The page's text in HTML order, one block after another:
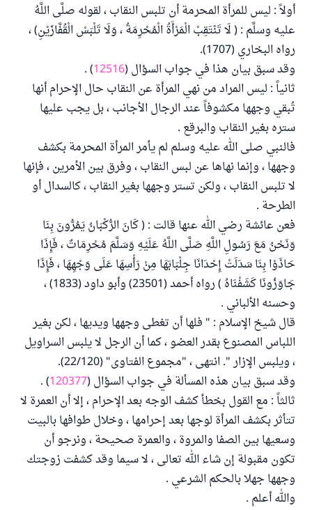
أولاً : ليس للمرأة المحرمة أن تلبس النقاب ، لقوله صلَّى اللَّهُ
عليه وسلَّم : ( لَا تَنْتَقِبْ الْمَرْأَةُ الْمُحْرِمَةُ ، وَلَا تَلْبَسْ الْقُفَّازَيْنِ) ،
رواه البخاري (1707).
وقد سبق بيان هذا في جواب السؤال (12516
) .
ثانياً : ليس المراد من نهي المرأة عن النقاب حال الإحرام أنها
تُبقي وجهها مكشوفاً عند الرجال الأجانب ، بل يجب عليها
ستره بغير النقاب والبرقع .
فالنبي صلى الله عليه وسلم لم يأمر المرأة المحرمة بكشف
وجهها ، وإنما نهاها عن لبس النقاب ، وفرق بين الأمرين ، فإنها
لا تلبس النقاب ، ولكن تستر وجهها بغير النقاب ، كالسدال أو
الطرحة .
فعن عائشة رضي الله عنها قالت : ( كَانَ الرُّكْبَانُ يَمُرُّونَ بِنَا
وَنَحْنُ مَعَ رَسُولِ اللَّهِ صَلَّى اللَّهُ عَلَيْهِ وَسَلَّمَ مُحْرِمَاتٌ ، فَإِذَا
حَاذَوْا بِنَا سَدَلَتْ إِحْدَانَا جِلْبَابَهَا مِنْ رَأْسِهَا عَلَى وَجْهِهَا ، فَإِذَا
جَاوَزُونَا كَشَفْنَاهُ ) رواه أحمد (23501) وأبو داود (1833) ،
وحسنه الألباني .
قال شيخ الإسلام : " فلها أن تغطى وجهها ويديها ، لكن بغير
اللباس المصنوع بقدر العضو ، كما أن الرجل لا يلبس السراويل
، ويلبس الإزار ". انتهى ، "مجموع الفتاوى" (22/120).
وقد سبق بيان هذه المسألة في جواب السؤال (120377
) .
ثالثاً : مع القول بخطأ كشف الوجه بعد الإحرام ، إلا أن العمرة لا
تتأثر بكشف المرأة لوجها بعد إحرامها ، وخلال طوافها بالبيت
وسعيها بين الصفا والمروة ، والعمرة صحيحة ، ونرجو أن
تكون مقبولة إن شاء الله تعالى ، لا سيما وقد كشفت زوجتك
وجهها جهلا بالحكم الشرعي .
والله أعلم .